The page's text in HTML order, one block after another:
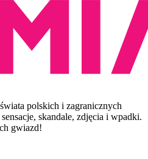
polskich i zagranicznych
skandale, zdjęcia i wpadki.
gwiazd!